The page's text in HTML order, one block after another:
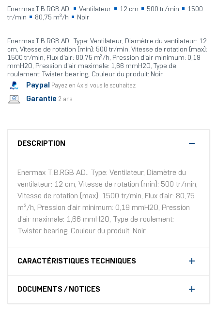
Enermax T.B.RGB AD. Ventilateur 12 cm 500 tr/min
1500
tr/min
80,75 m³/h Noir
Enermax T.B.RGB AD.. Type: Ventilateur, Diamètre du ventilateur: 12
cm, Vitesse de rotation (min): 500 tr/min, Vitesse de rotation (max):
1500 tr/min, Flux d'air: 80,75 m³/h, Pression d'air minimum: 0,19
mmH2O, Pression d'air maximale: 1,66 mmH2O, Type de
roulement: Twister bearing. Couleur du produit: Noir
Paypal Payez en 4x si vous le souhaitez
Garantie 2 ans
DESCRIPTION
Enermax T.B.RGB AD.. Type: Ventilateur, Diamètre du
ventilateur: 12 cm, Vitesse de rotation (min): 500 tr/min,
Vitesse de rotation (max): 1500 tr/min, Flux d'air: 80,75
m³/h, Pression d'air minimum: 0,19 mmH2O, Pression
d'air maximale: 1,66 mmH2O, Type de roulement:
Twister bearing. Couleur du produit: Noir
CARACTÉRISTIQUES TECHNIQUES
DOCUMENTS / NOTICES